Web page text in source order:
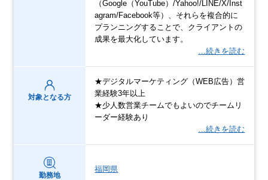
（Google（YouTube）/Yahoo!/LINE/X/Inst
agram/Facebook等）、それらを複合的に
プランニングすることで、クライアントの
成果を最大化しています。
…続きを読む
対象となる方
★デジタルマーケティング（WEB広告）営
業経験3年以上
★少人数営業チームでもよいのでチームリ
ーダー経験あり
…続きを読む
勤務地
福岡県